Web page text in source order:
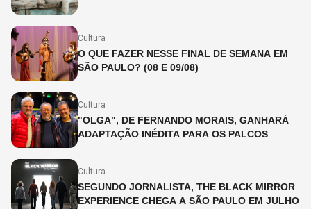
Cultura
O QUE FAZER NESSE FINAL DE SEMANA EM
SÃO PAULO? (08 E 09/08)
Cultura
"OLGA", DE FERNANDO MORAIS, GANHARÁ
ADAPTAÇÃO INÉDITA PARA OS PALCOS
Cultura
SEGUNDO JORNALISTA, THE BLACK MIRROR
EXPERIENCE CHEGA A SÃO PAULO EM JULHO